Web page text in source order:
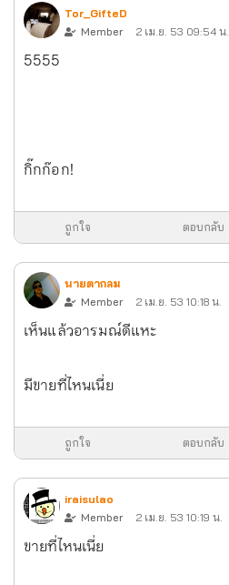
Tor_GifteD
Member
2 เม.ย. 53 09:54 น.
5555
กิ๊กก๊อก!
ถูกใจ ตอบกลับ
นายตากลม
Member
2 เม.ย. 53 10:18 น.
เห็นแล้วอารมณ์ดีแหะ
มีขายที่ไหนเนี่ย
ถูกใจ ตอบกลับ
iraisulao
Member
2 เม.ย. 53 10:19 น.
ขายที่ไหนเนี่ย